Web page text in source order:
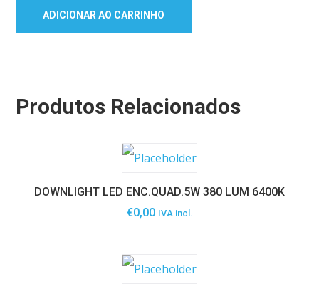
ADICIONAR AO CARRINHO
Produtos Relacionados
DOWNLIGHT LED ENC.QUAD.5W 380 LUM 6400K
€0,00 IVA incl.